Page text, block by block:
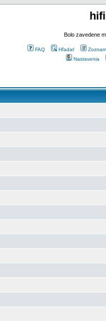
Bolo zavedene
FAQ Hľadať
Nastavenia